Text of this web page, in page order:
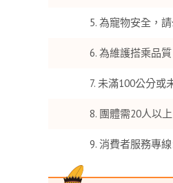
為寵物安全，
為維護搭乘品
未滿100公分或
團體需20人以
消費者服務專